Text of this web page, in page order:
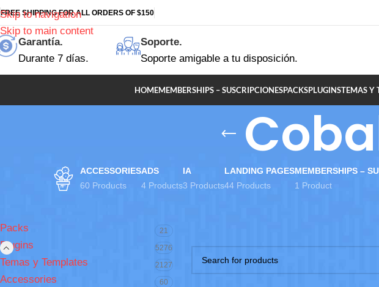
Skip to navigation
Skip to main content
FREE SHIPPING FOR ALL ORDERS OF $150
Garantía.
Durante 7 días.
Soporte.
Soporte amigable a tu disposición.
HOMEMEMBERSHIPS – SUSCRIPCIONESPACKSPLUGINSTEMAS Y
ACCESSORIES
60 Products
ADS
4 Products
IA
3 Products
LANDING PAGES
44 Products
MEMBERSHIPS –
1 Product
Packs 21
Plugins 5276
Temas y Templates 2127
Accessories 60